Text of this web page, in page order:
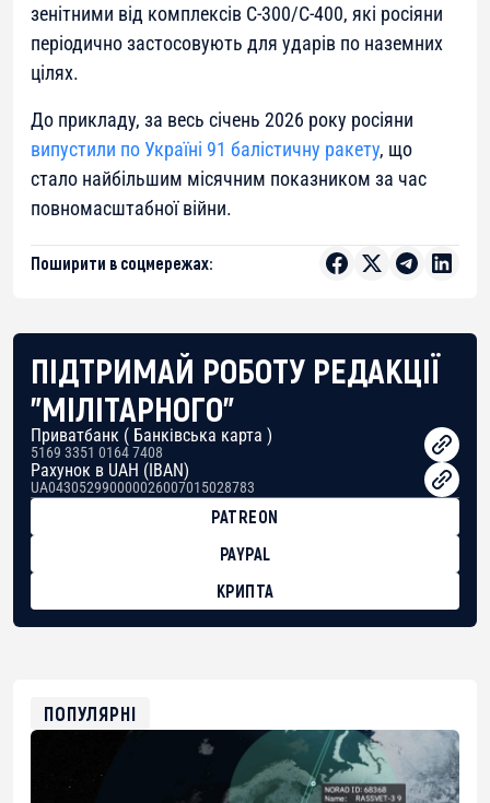
зенітними від комплексів С-300/С-400, які росіяни
періодично застосовують для ударів по наземних
цілях.
До прикладу, за весь січень 2026 року росіяни
випустили по Україні 91 балістичну ракету, що
стало найбільшим місячним показником за час
повномасштабної війни.
Поширити в соцмережах:
ПІДТРИМАЙ РОБОТУ РЕДАКЦІЇ
"МІЛІТАРНОГО"
Приватбанк ( Банківська карта )
5169 3351 0164 7408
Рахунок в UAH (IBAN)
UA043052990000026007015028783
PATREON
PAYPAL
КРИПТА
0xfD02863D3289416fcF50975c9DFda13623f97758
ПОПУЛЯРНІ